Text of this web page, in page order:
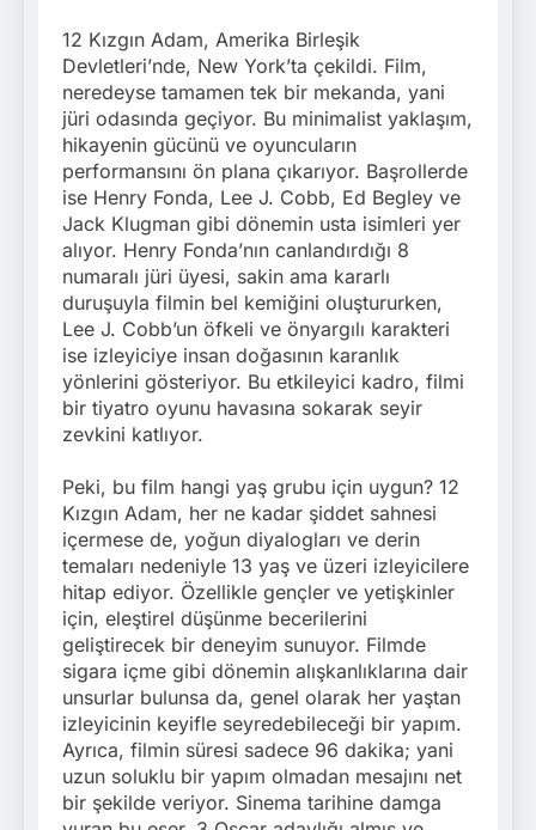
12 Kızgın Adam, Amerika Birleşik
Devletleri’nde, New York’ta çekildi. Film,
neredeyse tamamen tek bir mekanda, yani
jüri odasında geçiyor. Bu minimalist yaklaşım,
hikayenin gücünü ve oyuncuların
performansını ön plana çıkarıyor. Başrollerde
ise Henry Fonda, Lee J. Cobb, Ed Begley ve
Jack Klugman gibi dönemin usta isimleri yer
alıyor. Henry Fonda’nın canlandırdığı 8
numaralı jüri üyesi, sakin ama kararlı
duruşuyla filmin bel kemiğini oluştururken,
Lee J. Cobb’un öfkeli ve önyargılı karakteri
ise izleyiciye insan doğasının karanlık
yönlerini gösteriyor. Bu etkileyici kadro, filmi
bir tiyatro oyunu havasına sokarak seyir
zevkini katlıyor.
Peki, bu film hangi yaş grubu için uygun? 12
Kızgın Adam, her ne kadar şiddet sahnesi
içermese de, yoğun diyalogları ve derin
temaları nedeniyle 13 yaş ve üzeri izleyicilere
hitap ediyor. Özellikle gençler ve yetişkinler
için, eleştirel düşünme becerilerini
geliştirecek bir deneyim sunuyor. Filmde
sigara içme gibi dönemin alışkanlıklarına dair
unsurlar bulunsa da, genel olarak her yaştan
izleyicinin keyifle seyredebileceği bir yapım.
Ayrıca, filmin süresi sadece 96 dakika; yani
uzun soluklu bir yapım olmadan mesajını net
bir şekilde veriyor. Sinema tarihine damga